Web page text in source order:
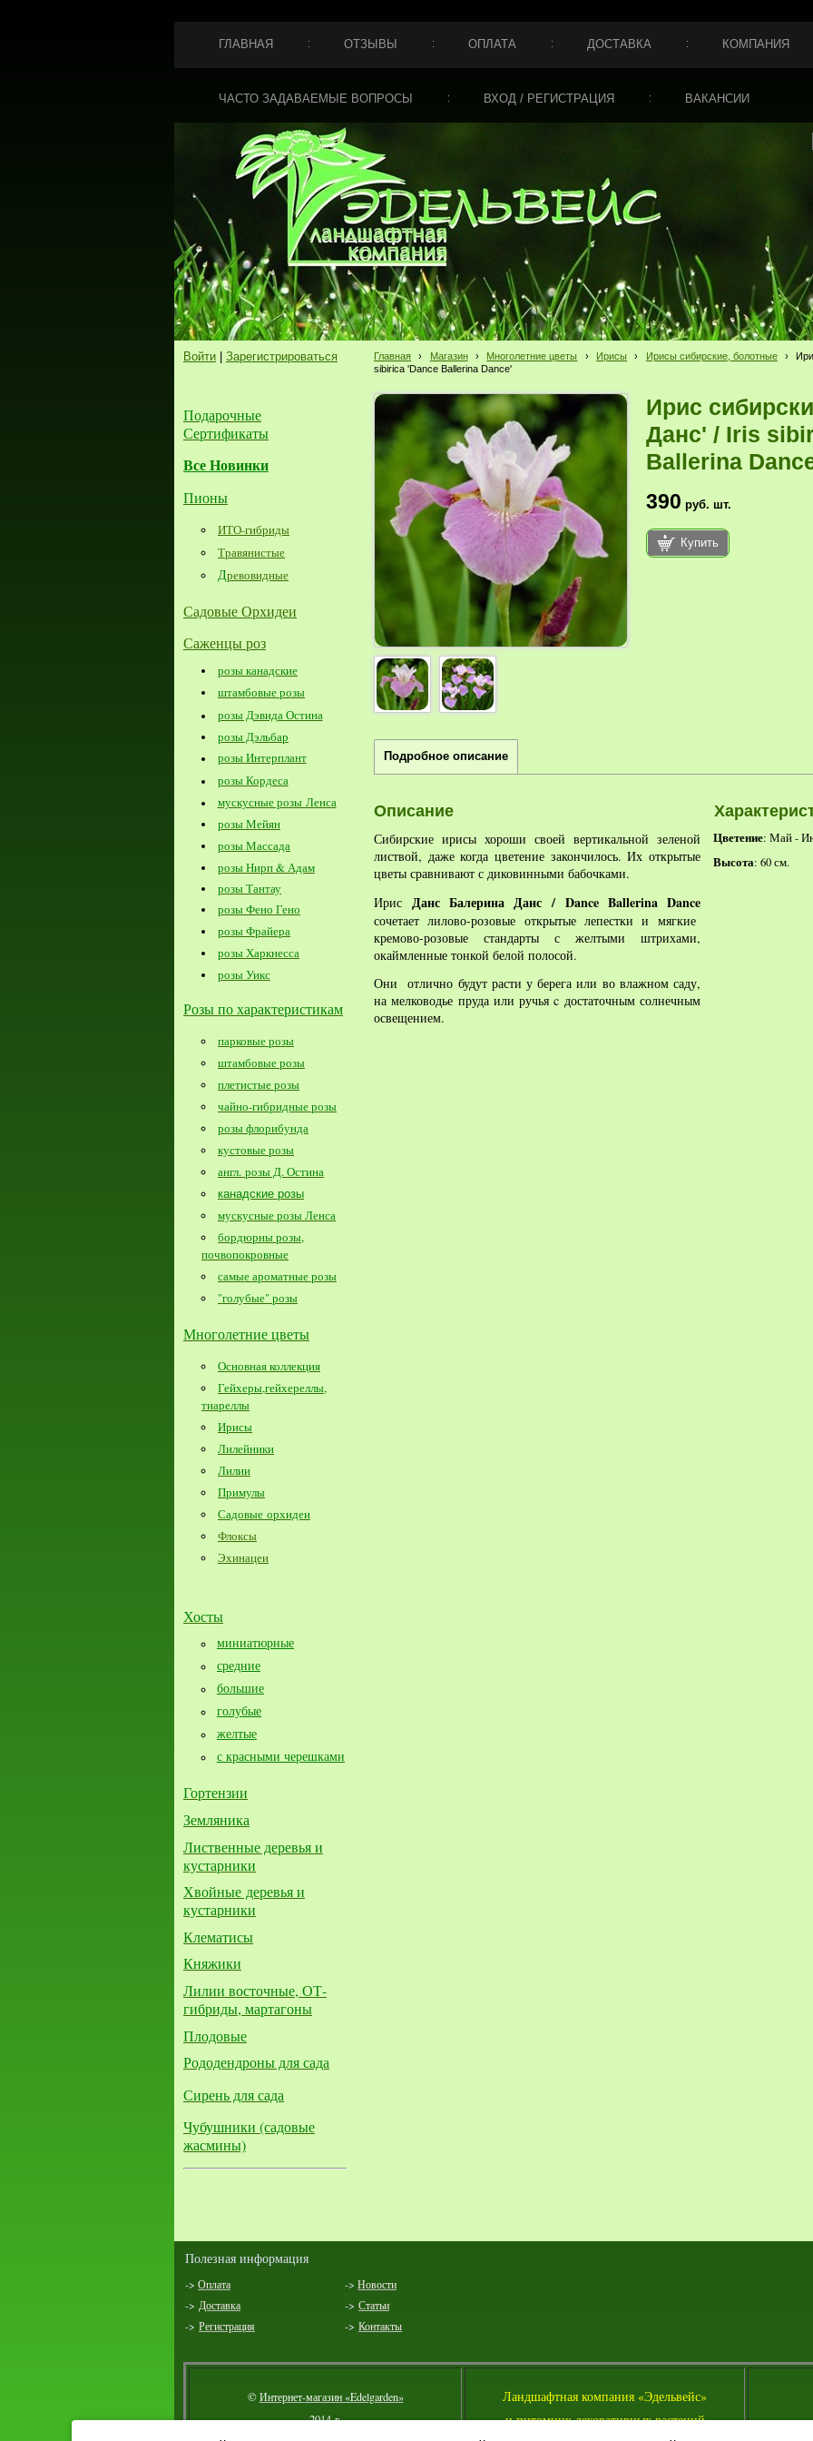
ГЛАВНАЯ ОТЗЫВЫ ОПЛАТА ДОСТАВКА КОМПАНИЯ
ЧАСТО ЗАДАВАЕМЫЕ ВОПРОСЫ ВХОД / РЕГИСТРАЦИЯ ВАКАНСИИ
Войти Зарегистрироваться
Подарочные
Сертификаты
Все Новинки
Пионы
ИТО-гибриды
Травянистые
Древовидные
Садовые Орхидеи
Саженцы роз
розы канадские
штамбовые розы
розы Дэвида Остина
розы Дэльбар
розы Интерплант
розы Кордеса
мускусные розы Ленса
розы Мейян
розы Массада
розы Нирп & Адам
розы Тантау
розы Фено Гено
розы Фрайера
розы Харкнесса
розы Уикс
Розы по характеристикам
парковые розы
штамбовые розы
плетистые розы
чайно-гибридные розы
розы флорибунда
кустовые розы
англ. розы Д. Остина
канадские розы
мускусные розы Ленса
бордюрны розы,
почвопокровные
самые ароматные розы
"голубые" розы
Многолетние цветы
Основная коллекция
Гейхеры,гейхереллы,
тиареллы
Ирисы
Лилейники
Лилии
Примулы
Садовые орхидеи
Флоксы
Эхинацеи
Хосты
миниатюрные
средние
большие​
голубые
желтые
с красными черешками
Гортензии
Земляника
Лиственные деревья и
кустарники
Хвойные деревья и
кустарники
Клематисы
Княжики
Лилии восточные, ОТ-
гибриды, мартагоны
Плодовые
Рододендроны для сада
Сирень для сада
Чубушники (садовые
жасмины)
Главная › Магазин › Многолетние цветы › Ирисы › Ирисы сибирские, болотные ›
sibirica 'Dance Ballerina Dance'
Ирис
Данс' / Iris
Ballerina
390 руб. шт.
Купить
Подробное описание
Описание
Сибирские ирисы хороши своей вертикальной зеленой
листвой, даже когда цветение закончилось. Их открытые
цветы сравнивают с диковинными бабочками.
Ирис Данс Балерина Данс / Dance Ballerina Dance
сочетает лилово-розовые открытые лепестки и мягкие
кремово-розовые стандарты с желтыми штрихами,
окаймленные тонкой белой полосой.
Они отлично будут расти у берега или во влажном саду,
на мелководье пруда или ручья c достаточным солнечным
освещением.
Цветение: Май -
Высота: 60 см.
Полезная информация
-> Оплата -> Новости
-> Доставка -> Статьи
-> Регистрация -> Контакты
©Интернет-магазин «Edelgarden»
2014 г.
Ландшафтная компания «Эдельвейс»
и питомник декоративных растений